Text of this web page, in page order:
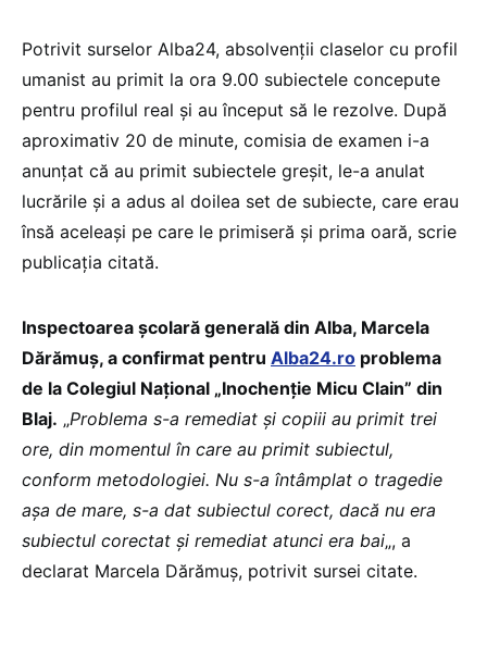
Potrivit surselor Alba24, absolvenții claselor cu profil
umanist au primit la ora 9.00 subiectele concepute
pentru profilul real și au început să le rezolve. După
aproximativ 20 de minute, comisia de examen i-a
anunțat că au primit subiectele greșit, le-a anulat
lucrările și a adus al doilea set de subiecte, care erau
însă aceleași pe care le primiseră și prima oară, scrie
publicația citată.
Inspectoarea școlară generală din Alba, Marcela
Dărămuș, a confirmat pentru Alba24.ro problema
de la Colegiul Național „Inochenție Micu Clain” din
Blaj. „Problema s-a remediat și copiii au primit trei
ore, din momentul în care au primit subiectul,
conform metodologiei. Nu s-a întâmplat o tragedie
așa de mare, s-a dat subiectul corect, dacă nu era
subiectul corectat și remediat atunci era bai„, a
declarat Marcela Dărămuș, potrivit sursei citate.